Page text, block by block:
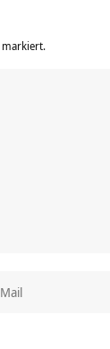
markiert.